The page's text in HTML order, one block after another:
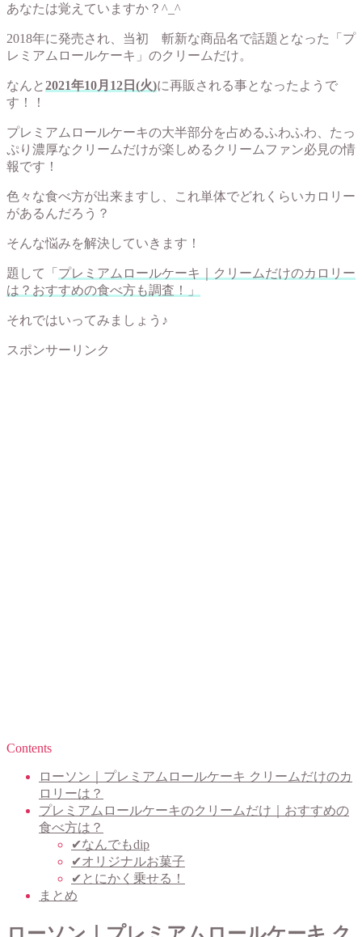
あなたは覚えていますか？^_^
2018年に発売され、当初 斬新な商品名で話題となった「プ
レミアムロールケーキ」のクリームだけ。
なんと2021年10月12日(火)に再販される事となったようで
す！！
プレミアムロールケーキの大半部分を占めるふわふわ、たっ
ぷり濃厚なクリームだけが楽しめるクリームファン必見の情
報です！
色々な食べ方が出来ますし、これ単体でどれくらいカロリー
があるんだろう？
そんな悩みを解決していきます！
題して「 プレミアムロールケーキ｜クリームだけのカロリー
は？おすすめの食べ方も調査！」
それではいってみましょう♪
スポンサーリンク
Contents
ローソン｜プレミアムロールケーキ クリームだけのカ
ロリーは？
プレミアムロールケーキのクリームだけ｜おすすめの
食べ方は？
✔︎なんでもdip
✔︎オリジナルお菓子
✔︎とにかく乗せる！
まとめ